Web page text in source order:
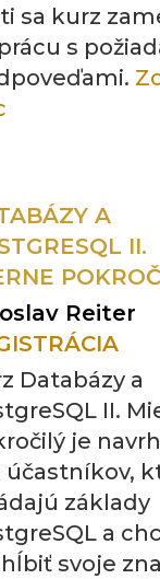
sa kurz
s
A
II.
Reiter
Databázy a
II.
je
účastníkov,
základy
a
svoje